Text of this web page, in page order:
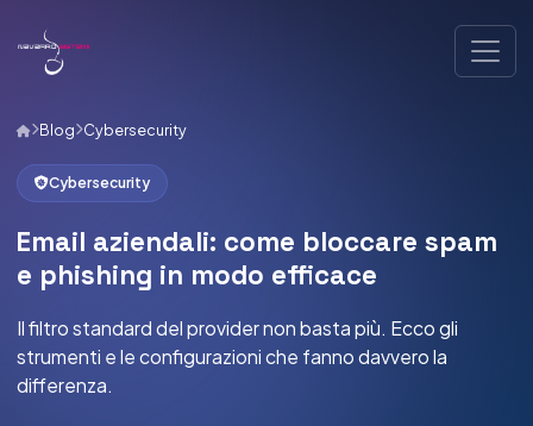
Blog Cybersecurity
Cybersecurity
Email aziendali: come bloccare spam
e phishing in modo efficace
Il filtro standard del provider non basta più. Ecco gli
strumenti e le configurazioni che fanno davvero la
differenza.